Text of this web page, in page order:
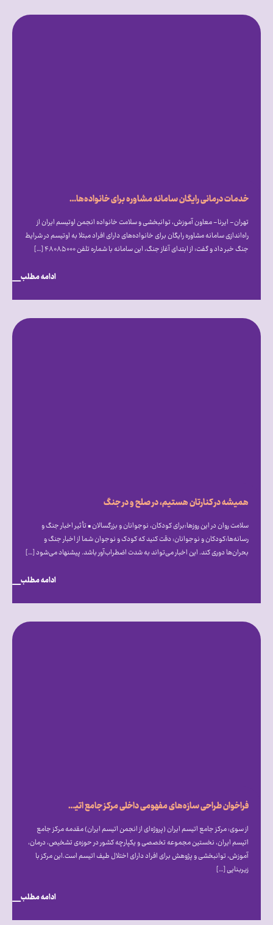
خدمات درمانی رایگان سامانه مشاوره برای خانواده‌های اوتیسمی در شرایط جنگ
تهران- ایرنا- معاون آموزش، توانبخشی و سلامت خانواده انجمن اوتیسم ایران از
راه‌اندازی سامانه مشاوره رایگان برای خانواده‌های دارای افراد مبتلا به اوتیسم در شرایط
جنگ خبر داد و گفت: از ابتدای آغاز جنگ، این سامانه با شماره تلفن ۴۸۰۸۵۰۰۰ […]
ادامه مطلب
همیشه در کنارتان هستیم، در صلح و در جنگ
سلامت روان در این روزها:برای کودکان، نوجوانان و بزرگسالان • تأثیر اخبار جنگ و
رسانه‌ها:کودکان و نوجوانان: دقت کنید که کودک و نوجوان شما از اخبار جنگ و
بحران‌ها دوری کند. این اخبار می‌تواند به شدت اضطراب‌آور باشد. پیشنهاد می‌شود […]
ادامه مطلب
فراخوان طراحی سازه‌های مفهومی داخلی مرکز جامع اتیسم ایران روایتی از امید، تفاوت و درک متقابل
از سوی: مرکز جامع اتیسم ایران (پروژه‌ای از انجمن اتیسم ایران) مقدمه مرکز جامع
اتیسم ایران، نخستین مجموعه تخصصی و یکپارچه کشور در حوزه‌ی تشخیص، درمان،
آموزش، توانبخشی و پژوهش برای افراد دارای اختلال طیف اتیسم است.این مرکز با
زیربنایی […]
ادامه مطلب